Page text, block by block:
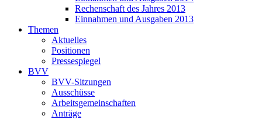
Rechenschaft des Jahres 2013
Einnahmen und Ausgaben 2013
Themen
Aktuelles
Positionen
Pressespiegel
BVV
BVV-Sitzungen
Ausschüsse
Arbeitsgemeinschaften
Anträge